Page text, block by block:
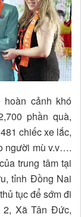
cảnh khó
phần quà,
chiếc xe lắc,
người mù v.v….
trung tâm tại
tỉnh Đồng Nai
tục để sớm đi
Xã Tân Đức,